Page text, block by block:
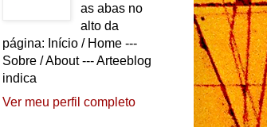
as abas no
alto da
página: Início / Home ---
Sobre / About --- Arteeblog
indica
Ver meu perfil completo